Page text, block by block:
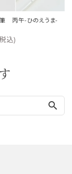
丙午-ひのえうま-
込)
search